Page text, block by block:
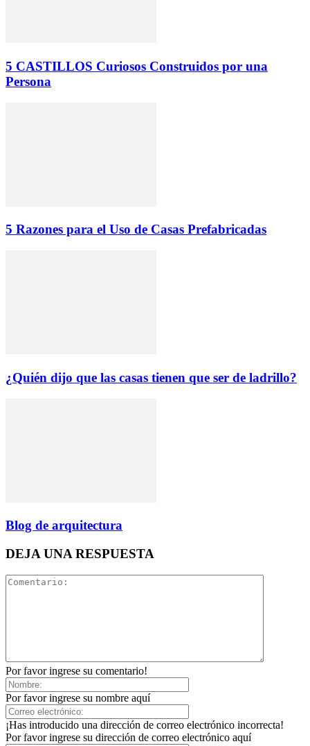
5 CASTILLOS Curiosos Construidos por una
Persona
5 Razones para el Uso de Casas Prefabricadas
¿Quién dijo que las casas tienen que ser de ladrillo?
Blog de arquitectura
DEJA UNA RESPUESTA
Por favor ingrese su comentario!
Por favor ingrese su nombre aquí
¡Has introducido una dirección de correo electrónico incorrecta!
Por favor ingrese su dirección de correo electrónico aquí